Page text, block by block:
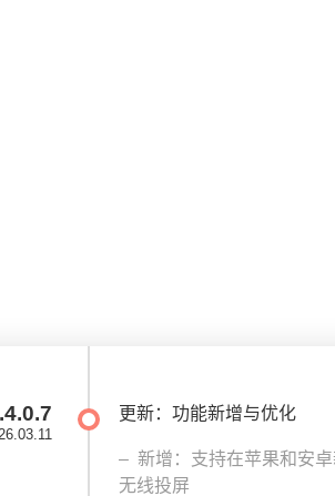
更新：功能新增与优化
新增：支持在苹果和安
无线投屏